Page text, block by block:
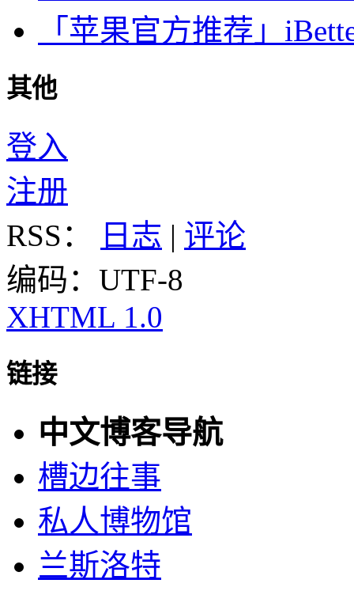
「苹果官方推荐」
其他
登入
注册
RSS：
日志 | 评论
编码：UTF-8
XHTML 1.0
链接
中文博客导航
槽边往事
私人博物馆
兰斯洛特